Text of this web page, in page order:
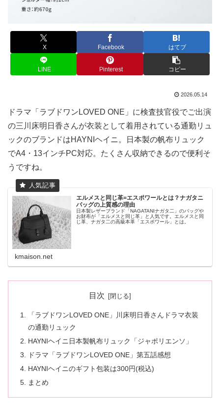
X Facebook はてブ
LINE Pinterest コピー
2026.05.14
ドラマ「ラブドワンLOVED ONE」に検査技官役でご出演
の三川床明日香さんが衣装として着用されている通勤リュ
ックのブランドはHAYNIヘイニ。日本製の帆布リュック
でA4・13インチPC対応。たくさん収納できるので便利そ
うですね。
エルメスと同じ革=エスポワールとは？ナガタニ
バッグの上質感の理由
日本製レザーブランド「NAGATANIナガタ二」のバッグや
お財布が「エルメスと同じ革」と人気です。エルメスと同
じ革、ナガタ二の高級本革「エスポワール」とは。
kmaison.net
目次
「ラブドワンLOVED ONE」川床明日香さんドラマ衣装
の通勤リュック
HAYNIヘイニ日本製帆布リュック「ジャポリエンソ」
ドラマ「ラブドワンLOVED ONE」第五話感想
HAYNIヘイニのギフト包装は300円(税込)
まとめ